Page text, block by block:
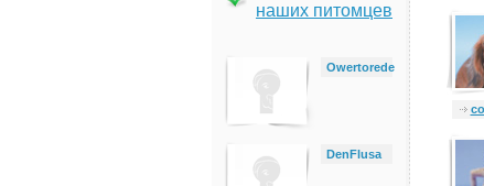
наших питомцев
Owertorede
DenFlusa